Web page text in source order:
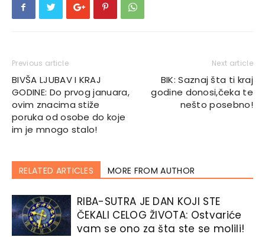
Previous article
BIVŠA LJUBAV I KRAJ
GODINE: Do prvog januara,
ovim znacima stiže
poruka od osobe do koje
im je mnogo stalo!
Next article
BIK: Saznaj šta ti kraj
godine donosi,čeka te
nešto posebno!
RELATED ARTICLES MORE FROM AUTHOR
RIBA-SUTRA JE DAN KOJI STE
ČEKALI CELOG ŽIVOTA: Ostvariće
vam se ono za šta ste se molili!